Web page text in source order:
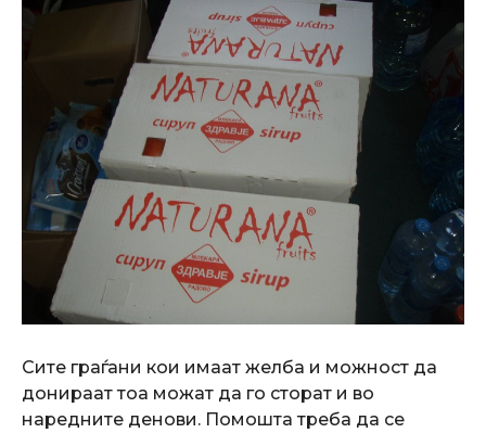
Сите граѓани кои имаат желба и можност да
донираат тоа можат да го сторат и во
наредните денови. Помошта треба да се